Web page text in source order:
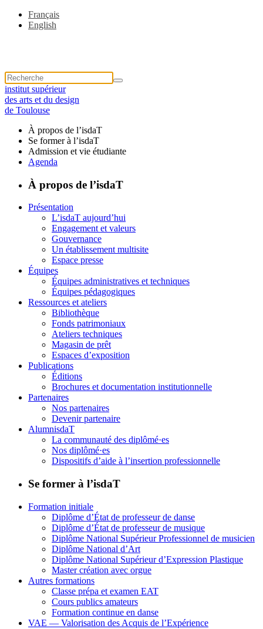
Français
English
institut supérieur
des arts et du design
de Toulouse
À propos de l’isdaT
Se former à l’isdaT
Admission et vie étudiante
Agenda
À propos de l’isdaT
Présentation
L’isdaT aujourd’hui
Engagement et valeurs
Gouvernance
Un établissement multisite
Espace presse
Équipes
Équipes administratives et techniques
Équipes pédagogiques
Ressources et ateliers
Bibliothèque
Fonds patrimoniaux
Ateliers techniques
Magasin de prêt
Espaces d’exposition
Publications
Éditions
Brochures et documentation institutionnelle
Partenaires
Nos partenaires
Devenir partenaire
AlumnisdaT
La communauté des diplômé·es
Nos diplômé·es
Dispositifs d’aide à l’insertion professionnelle
Se former à l’isdaT
Formation initiale
Diplôme d’État de professeur de danse
Diplôme d’État de professeur de musique
Diplôme National Supérieur Professionnel de musicien
Diplôme National d’Art
Diplôme National Supérieur d’Expression Plastique
Master création avec orgue
Autres formations
Classe prépa et examen EAT
Cours publics amateurs
Formation continue en danse
VAE — Valorisation des Acquis de l’Expérience